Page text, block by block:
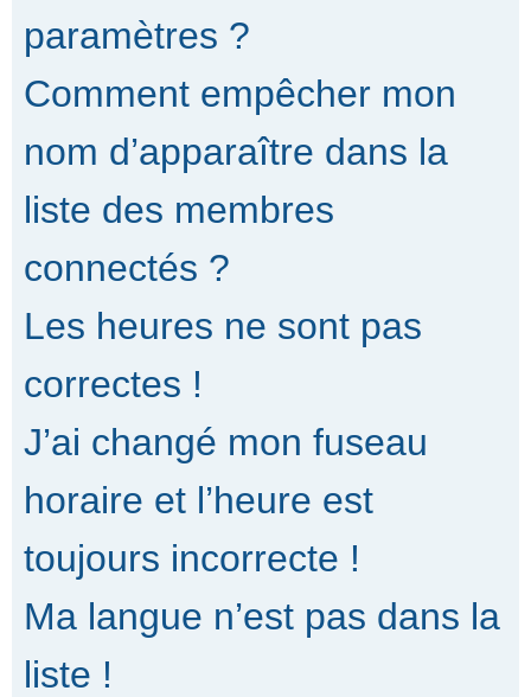
paramètres ?
Comment empêcher mon
nom d’apparaître dans la
liste des membres
connectés ?
Les heures ne sont pas
correctes !
J’ai changé mon fuseau
horaire et l’heure est
toujours incorrecte !
Ma langue n’est pas dans la
liste !